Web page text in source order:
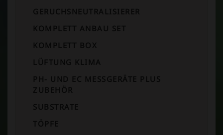
GERUCHSNEUTRALISIERER
KOMPLETT ANBAU SET
KOMPLETT BOX
LÜFTUNG KLIMA
PH- UND EC MESSGERÄTE PLUS
ZUBEHÖR
SUBSTRATE
TÖPFE